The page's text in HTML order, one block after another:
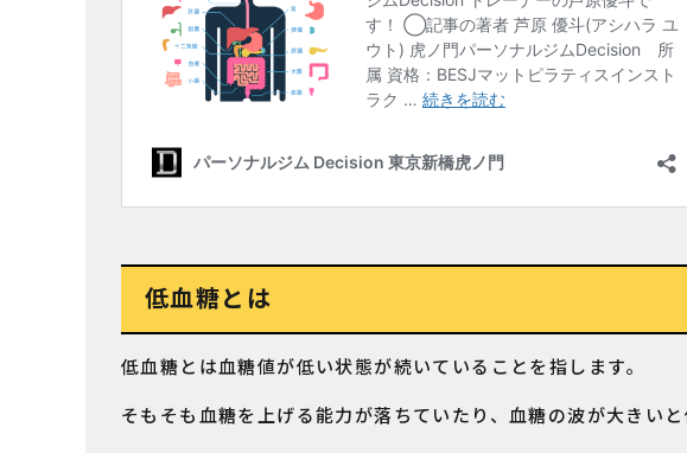
低血糖とは
低血糖とは血糖値が低い状態が続いていることを指します。
そもそも血糖を上げる能力が落ちていたり、血糖の波が大きいと